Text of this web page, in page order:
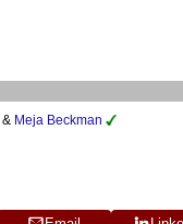
& Meja Beckman